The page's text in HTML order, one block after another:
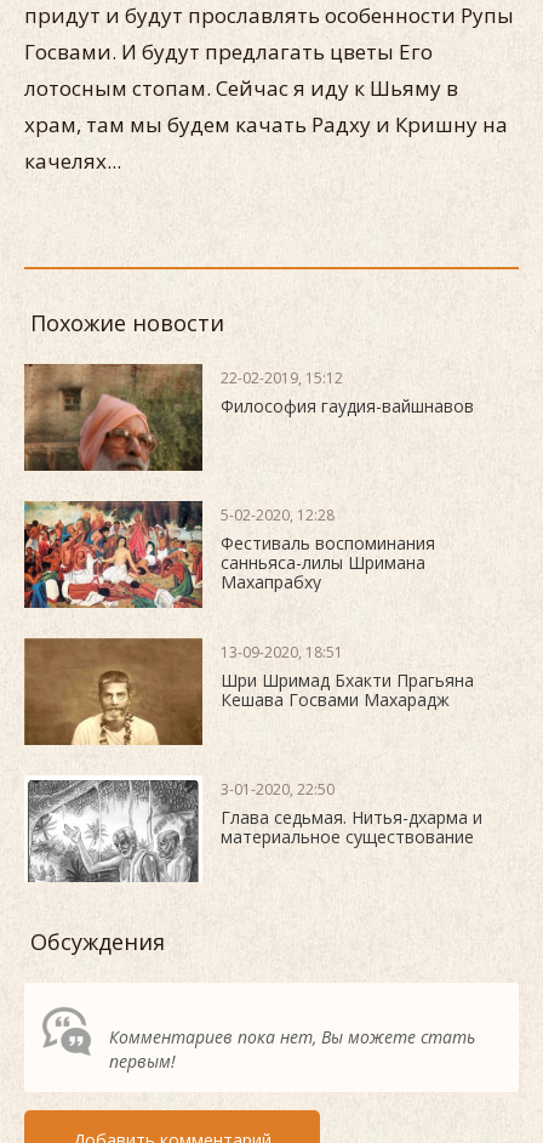
придут и будут прославлять особенности Рупы
Госвами. И будут предлагать цветы Его
лотосным стопам. Сейчас я иду к Шьяму в
храм, там мы будем качать Радху и Кришну на
качелях...
Похожие новости
22-02-2019, 15:12
Философия гаудия-вайшнавов
5-02-2020, 12:28
Фестиваль воспоминания
санньяса-лилы Шримана
Махапрабху
13-09-2020, 18:51
Шри Шримад Бхакти Прагьяна
Кешава Госвами Махарадж
3-01-2020, 22:50
Глава седьмая. Нитья-дхарма и
материальное существование
Обсуждения
Комментариев пока нет, Вы можете стать
первым!